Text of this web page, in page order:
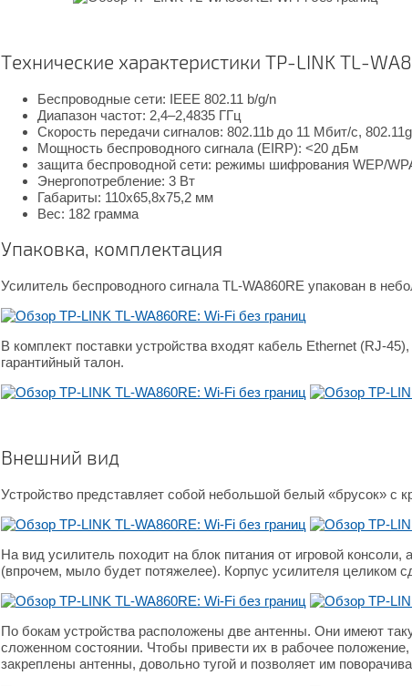
Технические характеристики TP-LINK TL-
Беспроводные сети: IEEE 802.11 b/g/n
Диапазон частот: 2,4–2,4835 ГГц
Скорость передачи сигналов: 802.11b до 11 Мбит/с,
Мощность беспроводного сигнала (EIRP): <20 дБм
защита беспроводной сети: режимы шифрования WEP/
Энергопотребление: 3 Вт
Габариты: 110x65,8х75,2 мм
Вес: 182 грамма
Упаковка, комплектация
Усилитель беспроводного сигнала TL-WA860RE упакован в
В комплект поставки устройства входят кабель Ethernet (RJ-
гарантийный талон.
Внешний вид
Устройство представляет собой небольшой белый «брусок» с
На вид усилитель походит на блок питания от игровой
(впрочем, мыло будет потяжелее). Корпус усилителя целиком
По бокам устройства расположены две антенны. Они имеют
сложенном состоянии. Чтобы привести их в рабочее
закреплены антенны, довольно тугой и позволяет им